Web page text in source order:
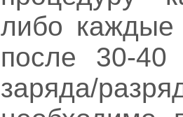
либо
после 30-40
заряда/